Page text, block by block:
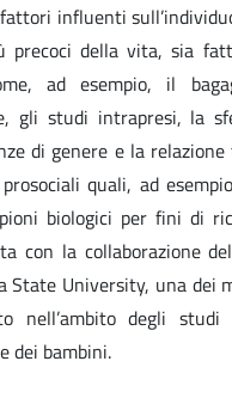
influenti
precoci della vita, sia
ad esempio, il
gli studi intrapresi, la
di genere e la relazione
quali, ad
biologici per fini di
con la collaborazione
State University, una dei
nell’ambito degli studi
dei bambini.